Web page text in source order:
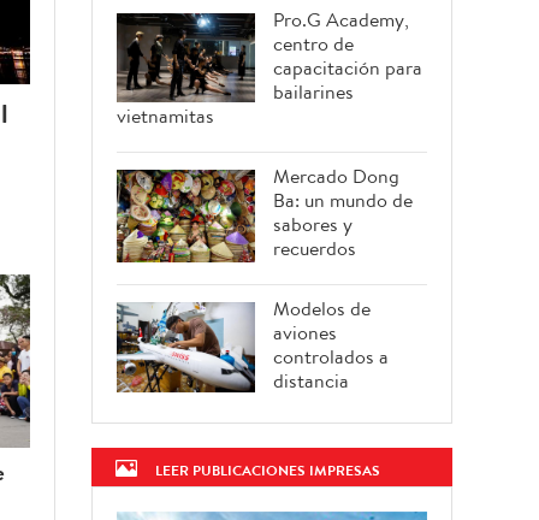
Pro.G Academy,
centro de
capacitación para
bailarines
vietnamitas
Mercado Dong
Ba: un mundo de
sabores y
recuerdos
Modelos de
aviones
controlados a
distancia
LEER PUBLICACIONES IMPRESAS